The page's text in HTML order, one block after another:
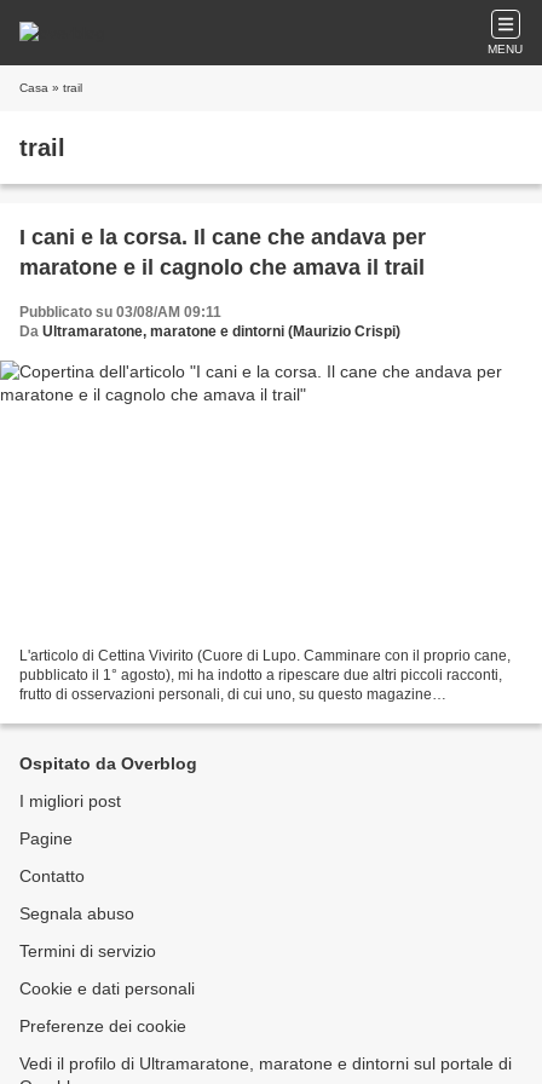
MENU
Casa » trail
trail
I cani e la corsa. Il cane che andava per
maratone e il cagnolo che amava il trail
Pubblicato su 03/08/AM 09:11
Da Ultramaratone, maratone e dintorni (Maurizio Crispi)
L'articolo di Cettina Vivirito (Cuore di Lupo. Camminare con il proprio cane,
pubblicato il 1° agosto), mi ha indotto a ripescare due altri piccoli racconti,
frutto di osservazioni personali, di cui uno, su questo magazine
Ospitato da Overblog
I migliori post
Pagine
Contatto
Segnala abuso
Termini di servizio
Cookie e dati personali
Preferenze dei cookie
Vedi il profilo di Ultramaratone, maratone e dintorni sul portale di